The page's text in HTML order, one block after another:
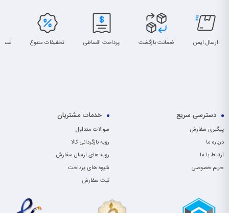
ارسال ایمن ضمانت بازگشت پرداخت اقساطی تخفیفات متنوع
دسترسی سریع
پیگیری سفارش
درباره ما
ارتباط با ما
حریم خصوصی
خدمات مشتریان
سوالات متداول
رویه بازگردانی کالا
رویه های ارسال سفارش
شیوه های پرداخت
ثبت سفارش